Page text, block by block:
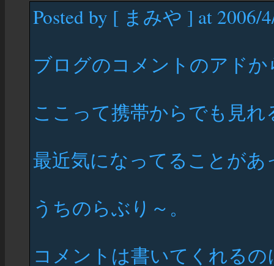
Posted by [ まみや ] at 2006/
ブログのコメントのアド
ここって携帯からでも見
最近気になってることが
うちのらぶり～。
コメントは書いてくれる